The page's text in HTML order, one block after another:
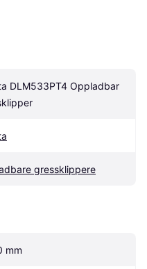
DLM533PT4 Oppladbar
gressklippere
mm